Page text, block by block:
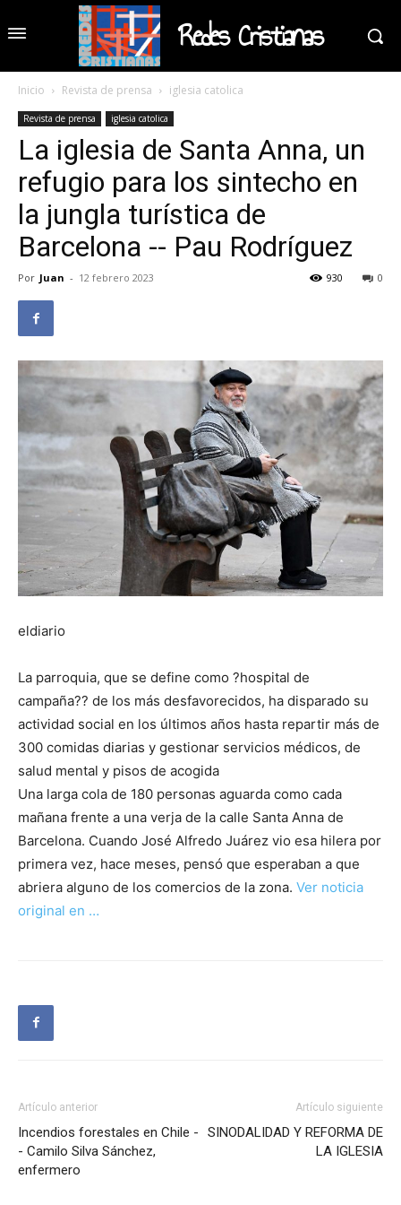
Redes Cristianas
Inicio Revista de prensa iglesia catolica
Revista de prensa iglesia catolica
La iglesia de Santa Anna, un
refugio para los sintecho en
la jungla turística de
Barcelona -- Pau Rodríguez
Por Juan - 12 febrero 2023 0
930
eldiario
La parroquia, que se define como ?hospital de
campaña?? de los más desfavorecidos, ha disparado su
actividad social en los últimos años hasta repartir más de
300 comidas diarias y gestionar servicios médicos, de
salud mental y pisos de acogida
Una larga cola de 180 personas aguarda como cada
mañana frente a una verja de la calle Santa Anna de
Barcelona. Cuando José Alfredo Juárez vio esa hilera por
primera vez, hace meses, pensó que esperaban a que
abriera alguno de los comercios de la zona. Ver noticia
original en …
Artículo anterior
Incendios forestales en Chile -
- Camilo Silva Sánchez,
enfermero
Artículo siguiente
SINODALIDAD Y REFORMA DE
LA IGLESIA